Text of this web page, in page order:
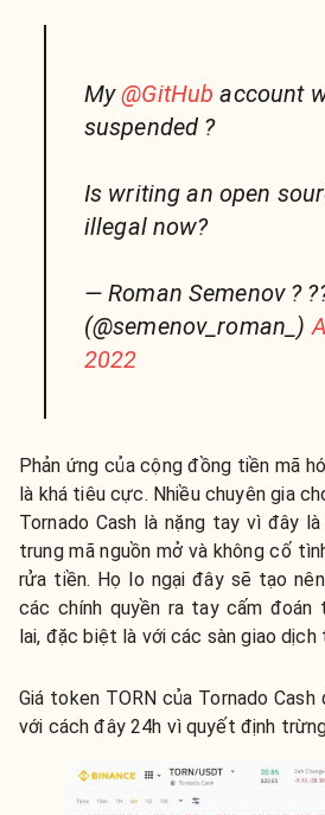
My@GitHub account
suspended ?
Is writing an open
illegal now?
— Roman Semenov ?️
(@semenov_roman_)
2022
Phản ứng của cộng đồng tiền mã
là khá tiêu cực. Nhiều chuyên gia
Tornado Cash là nặng tay vì đây
trung mã nguồn mở và không cố
rửa tiền. Họ lo ngại đây sẽ tạo
các chính quyền ra tay cấm
lai, đặc biệt là với các sàn giao dịch
Giá token TORN của Tornado Cash
với cách đây 24h vì quyết định